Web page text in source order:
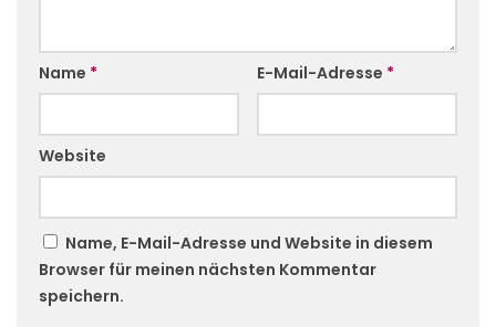
Name * E-Mail-Adresse *
Website
Name, E-Mail-Adresse und Website in diesem
Browser für meinen nächsten Kommentar
speichern.